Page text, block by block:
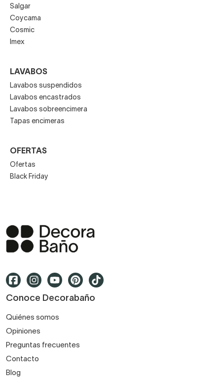
Salgar
Coycama
Cosmic
Imex
LAVABOS
Lavabos suspendidos
Lavabos encastrados
Lavabos sobreencimera
Tapas encimeras
OFERTAS
Ofertas
Black Friday
Conoce Decorabaño
Quiénes somos
Opiniones
Preguntas frecuentes
Contacto
Blog